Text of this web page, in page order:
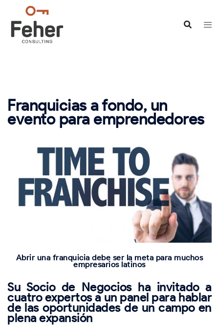
contenido
Franquicias a fondo, un
evento para emprendedores
Abrir una franquicia debe ser la meta para muchos
empresarios latinos
Su Socio de Negocios ha invitado a
cuatro expertos a un panel para hablar
de las oportunidades de un campo en
plena expansión